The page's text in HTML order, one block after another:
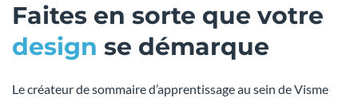
Faites en sorte que votre
design se démarque
Le créateur de sommaire d’apprentissage au sein de Visme